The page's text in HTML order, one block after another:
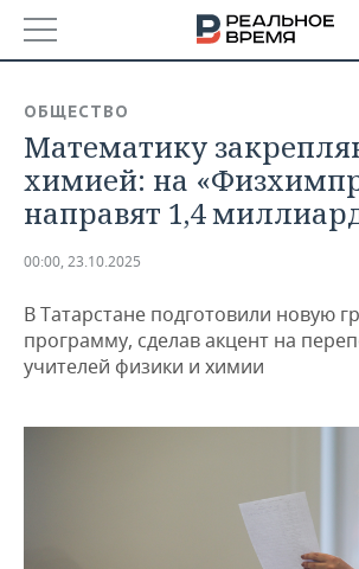
БАШКОРТОСТАН
ТАТАРСТАН
НОВОСТИ
АНАЛИТИКА
ДЕКЛАРАЦИИ О ДОХОДАХ
КОРОЛИ ГОСЗАКАЗА ПФО
НОВОСТИ ЭКОНОМИКИ
ФИНАНСЫ
ПРОМЫШЛЕННОСТЬ
НОВОСТИ
ПРОМЫШЛЕННОСТИ
АГРОПРОМ
НЕДВИЖИМОСТЬ
ОБЩЕСТВО
Математику
химией: на
направят 1,4
00:00, 23.10.2025
В Татарстане подготовили новую
программу, сделав акцент на
учителей физики и химии